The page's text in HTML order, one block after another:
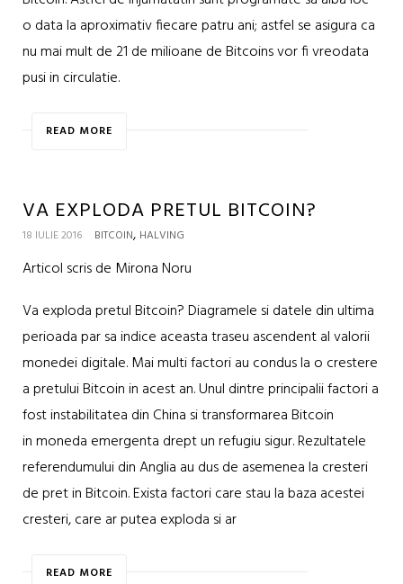
o data la aproximativ fiecare patru ani; astfel se asigura ca
nu mai mult de 21 de milioane de Bitcoins vor fi vreodata
pusi in circulatie.
READ MORE
VA EXPLODA PRETUL BITCOIN?
18 IULIE 2016 BITCOIN, HALVING
Articol scris de Mirona Noru
Va exploda pretul Bitcoin? Diagramele si datele din ultima
perioada par sa indice aceasta traseu ascendent al valorii
monedei digitale. Mai multi factori au condus la o crestere
a pretului Bitcoin in acest an. Unul dintre principalii factori a
fost instabilitatea din China si transformarea Bitcoin
in moneda emergenta drept un refugiu sigur. Rezultatele
referendumului din Anglia au dus de asemenea la cresteri
de pret in Bitcoin. Exista factori care stau la baza acestei
cresteri, care ar putea exploda si ar
READ MORE